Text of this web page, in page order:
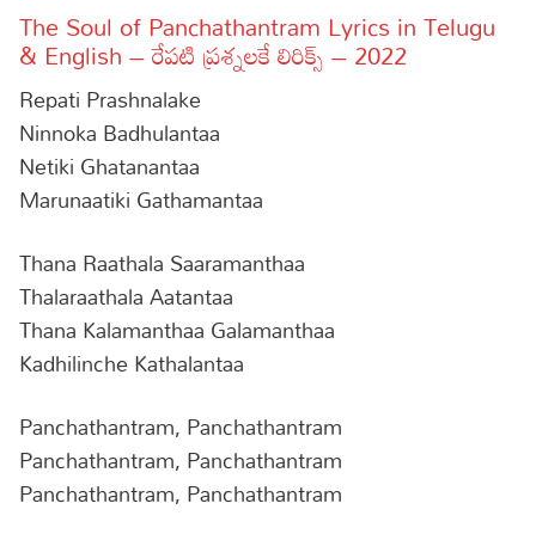
The Soul of Panchathantram Lyrics in Telugu
& English – రేపటి ప్రశ్నలకే లిరిక్స్ – 2022
Repati Prashnalake
Ninnoka Badhulantaa
Netiki Ghatanantaa
Marunaatiki Gathamantaa
Thana Raathala Saaramanthaa
Thalaraathala Aatantaa
Thana Kalamanthaa Galamanthaa
Kadhilinche Kathalantaa
Panchathantram, Panchathantram
Panchathantram, Panchathantram
Panchathantram, Panchathantram